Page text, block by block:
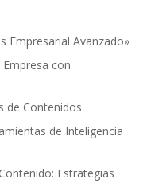
Empresarial Avanzado»
con
de Contenidos
de Inteligencia
Estrategias